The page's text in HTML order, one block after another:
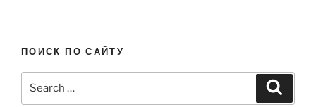
ПОИСК ПО САЙТУ